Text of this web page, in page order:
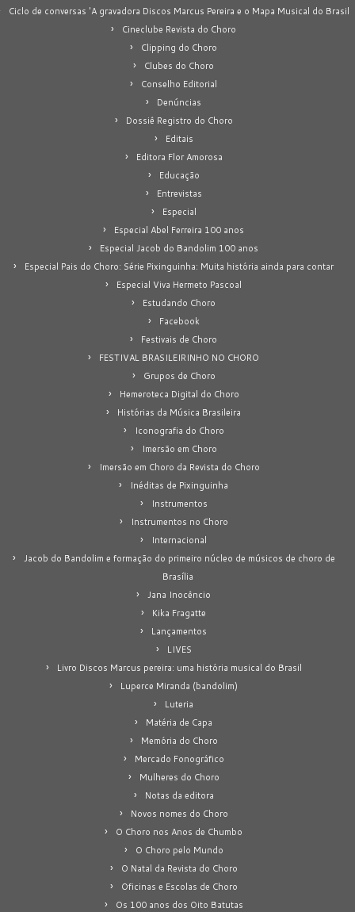
Ciclo de conversas 'A gravadora Discos Marcus Pereira e o Mapa Musical do Brasil
Cineclube Revista do Choro
Clipping do Choro
Clubes do Choro
Conselho Editorial
Denúncias
Dossiê Registro do Choro
Editais
Editora Flor Amorosa
Educação
Entrevistas
Especial
Especial Abel Ferreira 100 anos
Especial Jacob do Bandolim 100 anos
Especial Pais do Choro: Série Pixinguinha: Muita história ainda para contar
Especial Viva Hermeto Pascoal
Estudando Choro
Facebook
Festivais de Choro
FESTIVAL BRASILEIRINHO NO CHORO
Grupos de Choro
Hemeroteca Digital do Choro
Histórias da Música Brasileira
Iconografia do Choro
Imersão em Choro
Imersão em Choro da Revista do Choro
Inéditas de Pixinguinha
Instrumentos
Instrumentos no Choro
Internacional
Jacob do Bandolim e formação do primeiro núcleo de músicos de choro de
Brasília
Jana Inocêncio
Kika Fragatte
Lançamentos
LIVES
Livro Discos Marcus pereira: uma história musical do Brasil
Luperce Miranda (bandolim)
Luteria
Matéria de Capa
Memória do Choro
Mercado Fonográfico
Mulheres do Choro
Notas da editora
Novos nomes do Choro
O Choro nos Anos de Chumbo
O Choro pelo Mundo
O Natal da Revista do Choro
Oficinas e Escolas de Choro
Os 100 anos dos Oito Batutas